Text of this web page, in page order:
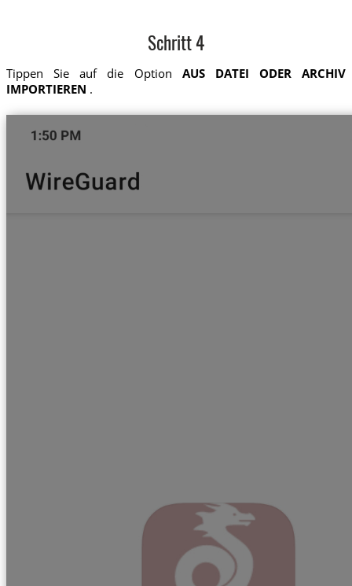
Schritt 4
Tippen Sie auf die Option AUS DATEI ODER ARCHIV
IMPORTIEREN .